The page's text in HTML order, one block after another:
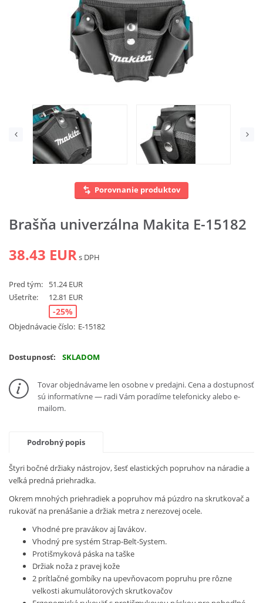
Porovnanie produktov
Brašňa univerzálna Makita E-15182
38.43 EURs DPH
Pred tým:
51.24 EUR
Ušetríte:
12.81 EUR
-25%
Objednávacie číslo: E-15182
Dostupnosť: SKLADOM
Tovar objednávame len osobne v predajni. Cena a dostupnosť
sú informatívne — radi Vám poradíme telefonicky alebo e-
mailom.
Podrobný popis
Štyri bočné držiaky nástrojov, šesť elastických popruhov na náradie a
veľká predná priehradka.
Okrem mnohých priehradiek a popruhov má púzdro na skrutkovač a
rukoväť na prenášanie a držiak metra z nerezovej ocele.
Vhodné pre pravákov aj ľavákov.
Vhodný pre systém Strap-Belt-System.
Protišmyková páska na taške
Držiak noža z pravej kože
2 prítlačné gombíky na upevňovacom popruhu pre rôzne
velkosti akumulátorových skrutkovačov